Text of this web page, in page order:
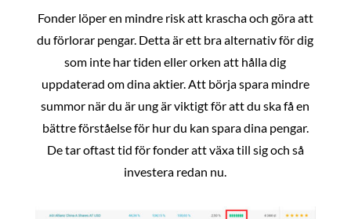
Fonder löper en mindre risk att krascha och göra att
du förlorar pengar. Detta är ett bra alternativ för dig
som inte har tiden eller orken att hålla dig
uppdaterad om dina aktier. Att börja spara mindre
summor när du är ung är viktigt för att du ska få en
bättre förståelse för hur du kan spara dina pengar.
De tar oftast tid för fonder att växa till sig och så
investera redan nu.